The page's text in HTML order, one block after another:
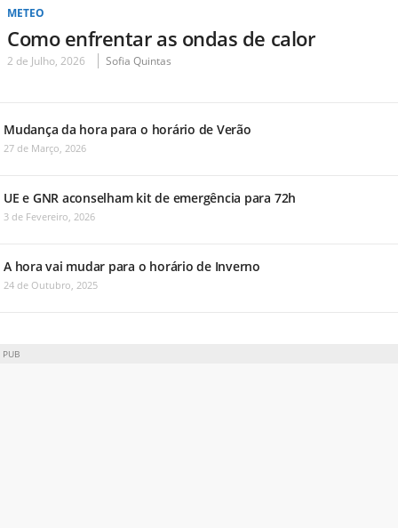
METEO
Como enfrentar as ondas de calor
2 de Julho, 2026 Sofia Quintas
Mudança da hora para o horário de Verão
27 de Março, 2026
UE e GNR aconselham kit de emergência para 72h
3 de Fevereiro, 2026
A hora vai mudar para o horário de Inverno
24 de Outubro, 2025
PUB